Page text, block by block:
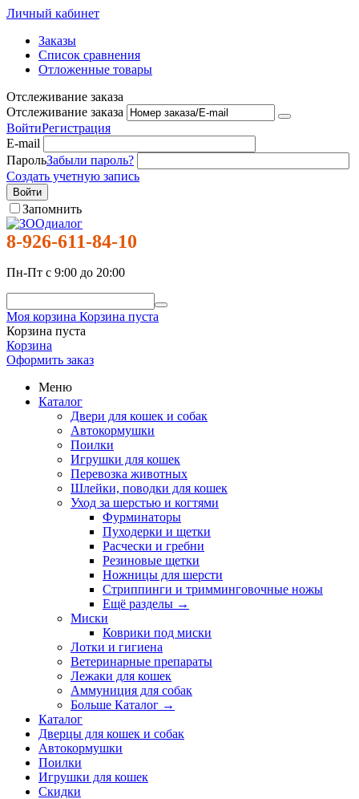
Личный кабинет
Заказы
Список сравнения
Отложенные товары
Отслеживание заказа
Отслеживание заказа
ВойтиРегистрация
E-mail
ПарольЗабыли пароль?
Создать учетную запись
Войти
Запомнить
8-926-611-84-10
Пн-Пт с 9:00 до 20:00
Моя корзина Корзина пуста
Корзина пуста
Корзина
Оформить заказ
Меню
Каталог
Двери для кошек и собак
Автокормушки
Поилки
Игрушки для кошек
Перевозка животных
Шлейки, поводки для кошек
Уход за шерстью и когтями
Фурминаторы
Пуходерки и щетки
Расчески и гребни
Резиновые щетки
Ножницы для шерсти
Стриппинги и тримминговочные ножы
Ещё разделы →
Миски
Коврики под миски
Лотки и гигиена
Ветеринарные препараты
Лежаки для кошек
Аммуниция для собак
Больше Каталог →
Каталог
Дверцы для кошек и собак
Автокормушки
Поилки
Игрушки для кошек
Скидки